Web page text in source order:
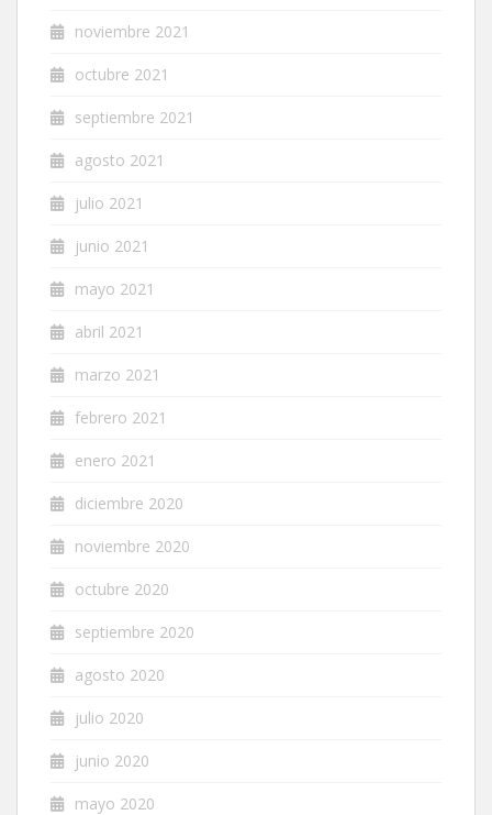
noviembre 2021
octubre 2021
septiembre 2021
agosto 2021
julio 2021
junio 2021
mayo 2021
abril 2021
marzo 2021
febrero 2021
enero 2021
diciembre 2020
noviembre 2020
octubre 2020
septiembre 2020
agosto 2020
julio 2020
junio 2020
mayo 2020